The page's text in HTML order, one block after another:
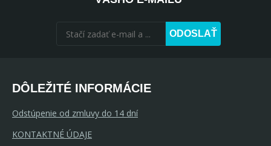
ODOSLAŤ
DÔLEŽITÉ INFORMÁCIE
Odstúpenie od zmluvy do 14 dní
KONTAKTNÉ ÚDAJE